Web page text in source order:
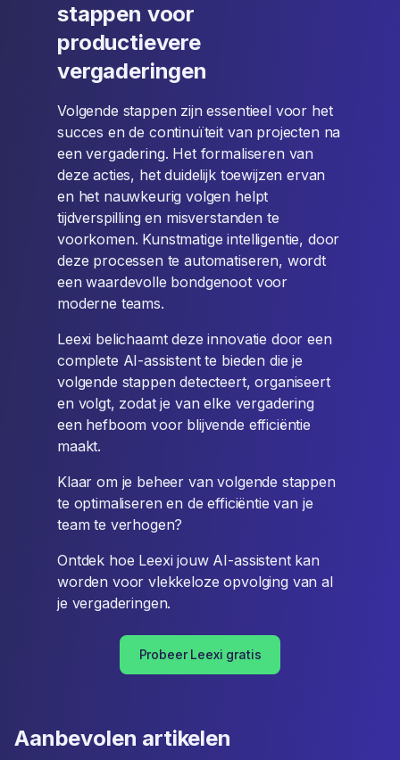
stappen voor
productievere
vergaderingen
Volgende stappen zijn essentieel voor het
succes en de continuïteit van projecten na
een vergadering. Het formaliseren van
deze acties, het duidelijk toewijzen ervan
en het nauwkeurig volgen helpt
tijdverspilling en misverstanden te
voorkomen. Kunstmatige intelligentie, door
deze processen te automatiseren, wordt
een waardevolle bondgenoot voor
moderne teams.
Leexi belichaamt deze innovatie door een
complete AI-assistent te bieden die je
volgende stappen detecteert, organiseert
en volgt, zodat je van elke vergadering
een hefboom voor blijvende efficiëntie
maakt.
Klaar om je beheer van volgende stappen
te optimaliseren en de efficiëntie van je
team te verhogen?
Ontdek hoe Leexi jouw AI-assistent kan
worden voor vlekkeloze opvolging van al
je vergaderingen.
Probeer Leexi gratis
Aanbevolen artikelen